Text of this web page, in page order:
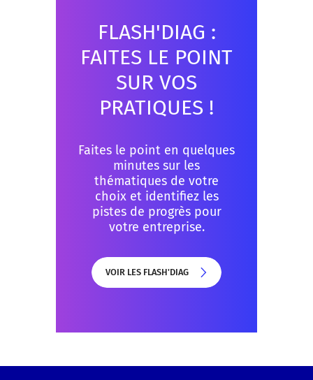
FLASH'DIAG :
FAITES LE POINT
SUR VOS
PRATIQUES !
Faites le point en quelques
minutes sur les
thématiques de votre
choix et identifiez les
pistes de progrès pour
votre entreprise.
VOIR LES FLASH'DIAG